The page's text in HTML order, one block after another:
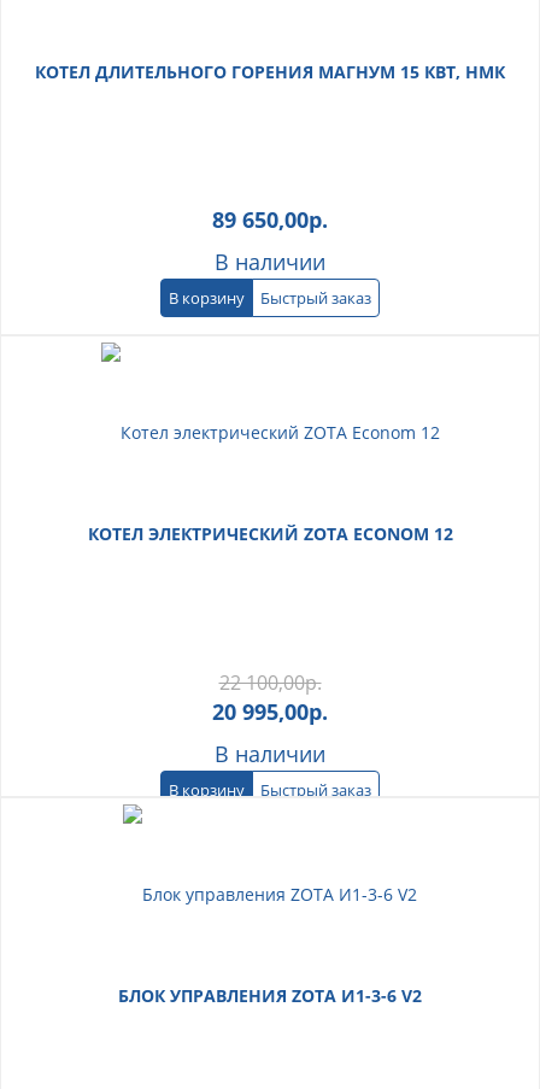
КОТЕЛ ДЛИТЕЛЬНОГО ГОРЕНИЯ МАГНУМ 15 КВТ, НМК
89 650,00р.
В наличии
В корзину Быстрый заказ
КОТЕЛ ЭЛЕКТРИЧЕСКИЙ ZOTA ECONOM 12
22 100,00р.
20 995,00р.
В наличии
В корзину Быстрый заказ
БЛОК УПРАВЛЕНИЯ ZOTA И1-3-6 V2